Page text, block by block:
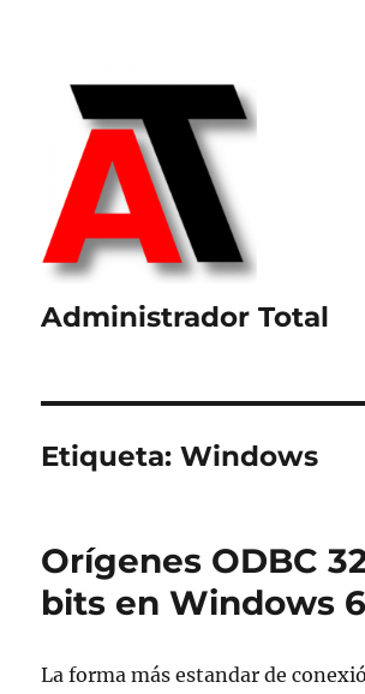
Administrador Total
Etiqueta:Windows
Orígenes ODBC
bits en Windows
La forma más estandar de